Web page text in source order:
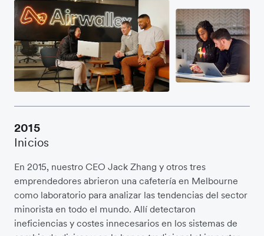
2015
Inicios
En 2015, nuestro CEO Jack Zhang y otros tres
emprendedores abrieron una cafetería en Melbourne
como laboratorio para analizar las tendencias del sector
minorista en todo el mundo. Allí detectaron
ineficiencias y costes innecesarios en los sistemas de